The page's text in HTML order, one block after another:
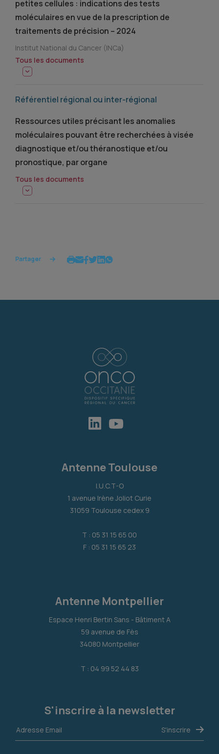
petites cellules : indications des tests
moléculaires en vue de la prescription de
traitements de précision – 2024
Institut National du Cancer (INCa)
Tous les documents
Référentiel régional ou inter-régional
Ressources utiles précisant les anomalies
moléculaires pouvant être recherchées à visée
diagnostique et/ou théranostique et/ou
pronostique, par organe
Tous les documents
Partager
Antenne Toulouse
I.U.C.T-O
1 avenue Irène Joliot Curie
31059 Toulouse cedex 9
T : 05 31 15 65 00
F : 05 31 15 65 23
Antenne Montpellier
Espace Henri Bertin Sans - Bâtiment A
59 avenue de Fès
34080 Montpellier
T : 04 99 52 44 83
S'inscrire à la newsletter